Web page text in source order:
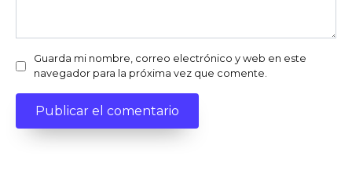
Guarda mi nombre, correo electrónico y web en este
navegador para la próxima vez que comente.